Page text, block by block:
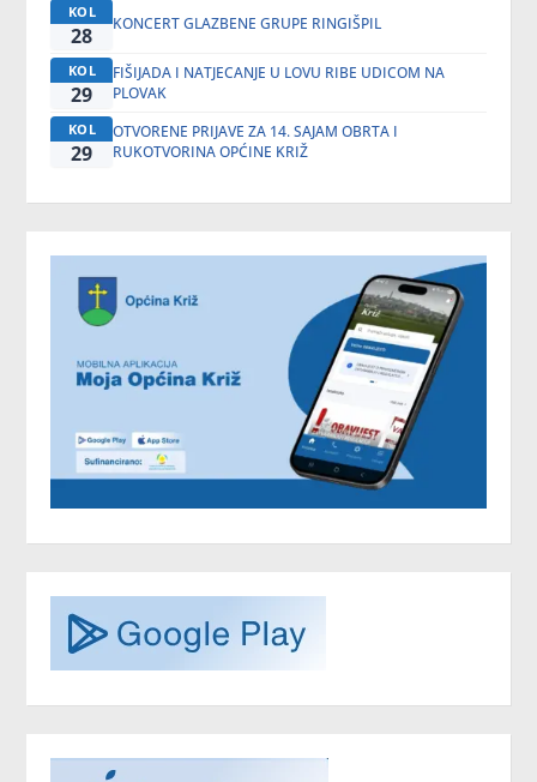
KOL
28 KONCERT GLAZBENE GRUPE RINGIŠPIL
KOL
29
FIŠIJADA I NATJECANJE U LOVU RIBE UDICOM NA
PLOVAK
KOL
29
OTVORENE PRIJAVE ZA 14. SAJAM OBRTA I
RUKOTVORINA OPĆINE KRIŽ